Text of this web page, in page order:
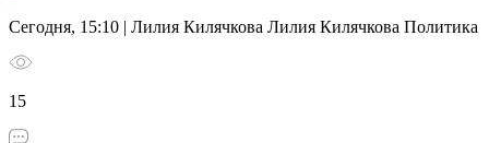
Сегодня, 15:10 | Лилия Килячкова Лилия Килячкова Политика
15